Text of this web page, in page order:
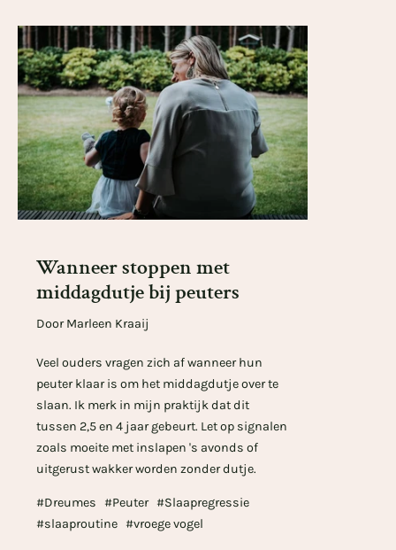
Wanneer stoppen met
middagdutje bij peuters
Door Marleen Kraaij
Veel ouders vragen zich af wanneer hun
peuter klaar is om het middagdutje over te
slaan. Ik merk in mijn praktijk dat dit
tussen 2,5 en 4 jaar gebeurt. Let op signalen
zoals moeite met inslapen 's avonds of
uitgerust wakker worden zonder dutje.
#Dreumes #Peuter #Slaapregressie
#slaaproutine #vroege vogel